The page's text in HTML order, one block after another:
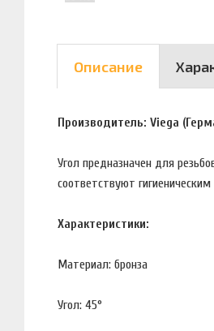
Описание
Производитель: Viega
Угол предназначен для
соответствуют
Характеристики:
Материал: бронза
Угол: 45°